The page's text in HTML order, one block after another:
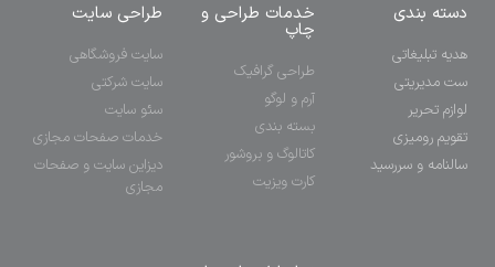
دسته بندی
هدیه تبلیغاتی
ست مدیریتی
لوازم تحریر
تقویم رومیزی
سالنامه و سررسید
خدمات طراحی و
چاپ
طراحی گرافیک
آرم و لوگو
بسته بندی
کاتالوگ و بروشور
کارت ویزیت
طراحی سایت
سایت فروشگاهی
سایت شرکتی
سئو سایت
خدمات صفحات مجازی
دیزاین سایت و صفحات
مجازی